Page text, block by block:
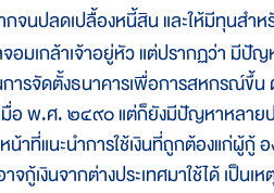
จนปลดเปลื้องหนี้สิน และให้มีทุนสำ
อมเกล้าเจ้าอยู่หัว แต่ปรากฏว่า มีปั
นการจัดตั้งธนาคารเพื่อการสหกรณ์
อ พ.ศ. ๒๔๙๐ แต่ก็ยังมีปัญหาหลายป
ที่แนะนำการใช้เงินที่ถูกต้องแก่ผู้กู้ อ
เงินจากต่างประเทศมาใช้ได้ เป็นเ